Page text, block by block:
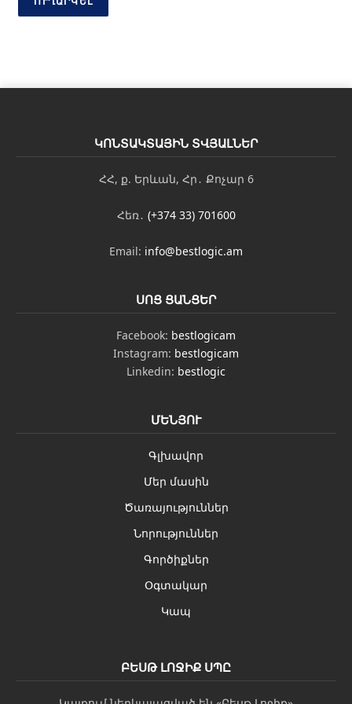
ս
ո
ԿՈՆՏԱԿՏԱՅԻՆ ՏՎՅԱԼՆԵՐ
ՀՀ, ք. Երևան, Հր․ Քոչար 6
Հեռ․ (+374 33) 701600
Email: info@bestlogic.am
ՍՈՑ ՑԱՆՑԵՐ
Facebook: bestlogicam
Instagram: bestlogicam
Linkedin: bestlogic
ՄԵՆՅՈՒ
Գլխավոր
Մեր մասին
Ծառայություններ
Նորություններ
Գործիքներ
Օգտակար
Կապ
ԲԵՍԹ ԼՈՋԻՔ ՍՊԸ